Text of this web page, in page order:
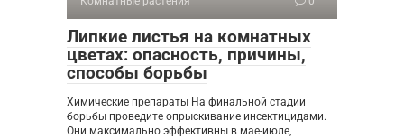
Липкие листья на комнатных
цветах: опасность, причины,
способы борьбы
Химические препараты На финальной стадии
борьбы проведите опрыскивание инсектицидами.
Они максимально эффективны в мае-июле,